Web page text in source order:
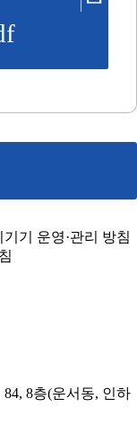
기 운영·관리 방침
8층(운서동, 인하